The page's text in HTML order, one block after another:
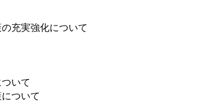
充実強化について
いて
ついて